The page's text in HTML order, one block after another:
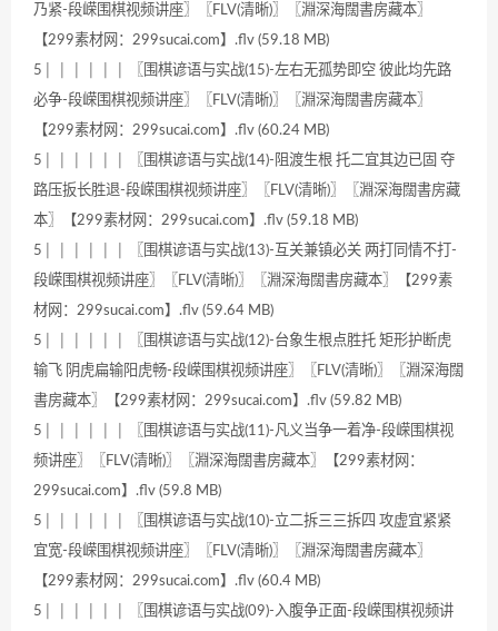
乃紧-段嵘围棋视频讲座〗〖FLV(清晰)〗〖淵深海闊書房藏本〗
【299素材网：299sucai.com】.flv (59.18 MB)
5│ │ │ │ │ │ 〖围棋谚语与实战(15)-左右无孤势即空 彼此均先路
必争-段嵘围棋视频讲座〗〖FLV(清晰)〗〖淵深海闊書房藏本〗
【299素材网：299sucai.com】.flv (60.24 MB)
5│ │ │ │ │ │ 〖围棋谚语与实战(14)-阻渡生根 托二宜其边已固 夺
路压扳长胜退-段嵘围棋视频讲座〗〖FLV(清晰)〗〖淵深海闊書房藏
本〗【299素材网：299sucai.com】.flv (59.18 MB)
5│ │ │ │ │ │ 〖围棋谚语与实战(13)-互关兼镇必关 两打同情不打-
段嵘围棋视频讲座〗〖FLV(清晰)〗〖淵深海闊書房藏本〗【299素
材网：299sucai.com】.flv (59.64 MB)
5│ │ │ │ │ │ 〖围棋谚语与实战(12)-台象生根点胜托 矩形护断虎
输飞 阴虎扁输阳虎畅-段嵘围棋视频讲座〗〖FLV(清晰)〗〖淵深海闊
書房藏本〗【299素材网：299sucai.com】.flv (59.82 MB)
5│ │ │ │ │ │ 〖围棋谚语与实战(11)-凡义当争一着净-段嵘围棋视
频讲座〗〖FLV(清晰)〗〖淵深海闊書房藏本〗【299素材网：
299sucai.com】.flv (59.8 MB)
5│ │ │ │ │ │ 〖围棋谚语与实战(10)-立二拆三三拆四 攻虚宜紧紧
宜宽-段嵘围棋视频讲座〗〖FLV(清晰)〗〖淵深海闊書房藏本〗
【299素材网：299sucai.com】.flv (60.4 MB)
5│ │ │ │ │ │ 〖围棋谚语与实战(09)-入腹争正面-段嵘围棋视频讲